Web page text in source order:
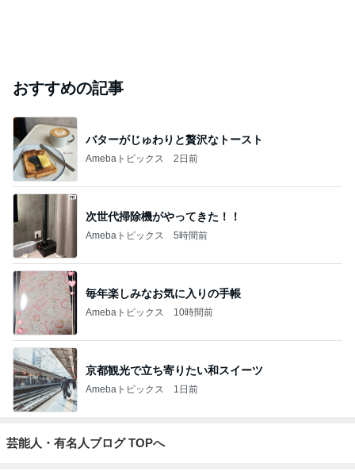
おすすめの記事
バターがじゅわりと贅沢なトースト
Amebaトピックス 2日前
次世代掃除機がやってきた！！
Amebaトピックス 5時間前
毎年楽しみなお気に入りの手帳
Amebaトピックス 10時間前
京都観光で立ち寄りたい和スイーツ
Amebaトピックス 1日前
芸能人・有名人ブログ TOPへ